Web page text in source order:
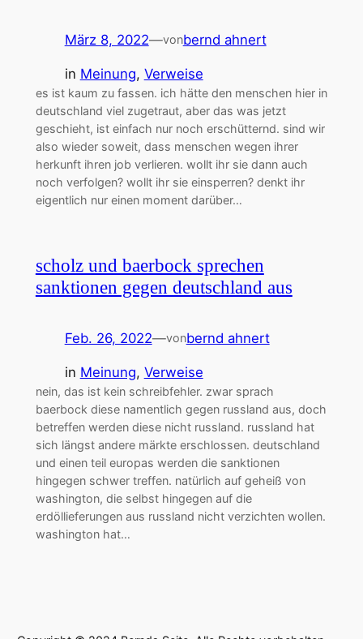
März 8, 2022—vonbernd ahnert
in Meinung, Verweise
es ist kaum zu fassen. ich hätte den menschen hier in
deutschland viel zugetraut, aber das was jetzt
geschieht, ist einfach nur noch erschütternd. sind wir
also wieder soweit, dass menschen wegen ihrer
herkunft ihren job verlieren. wollt ihr sie dann auch
noch verfolgen? wollt ihr sie einsperren? denkt ihr
eigentlich nur einen moment darüber…
scholz und baerbock sprechen
sanktionen gegen deutschland aus
Feb. 26, 2022—vonbernd ahnert
in Meinung, Verweise
nein, das ist kein schreibfehler. zwar sprach
baerbock diese namentlich gegen russland aus, doch
betreffen werden diese nicht russland. russland hat
sich längst andere märkte erschlossen. deutschland
und einen teil europas werden die sanktionen
hingegen schwer treffen. natürlich auf geheiß von
washington, die selbst hingegen auf die
erdöllieferungen aus russland nicht verzichten wollen.
washington hat…